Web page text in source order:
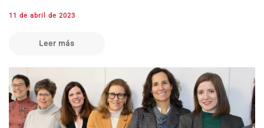
11 de abril de 2023
Leer más